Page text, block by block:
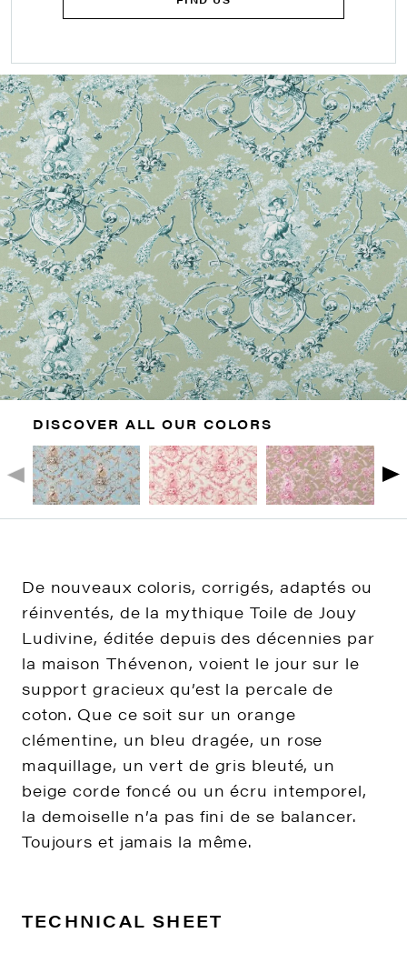
DISCOVER ALL OUR COLORS
De nouveaux coloris, corrigés, adaptés ou
réinventés, de la mythique Toile de Jouy
Ludivine, éditée depuis des décennies par
la maison Thévenon, voient le jour sur le
support gracieux qu’est la percale de
coton. Que ce soit sur un orange
clémentine, un bleu dragée, un rose
maquillage, un vert de gris bleuté, un
beige corde foncé ou un écru intemporel,
la demoiselle n’a pas fini de se balancer.
Toujours et jamais la même.
TECHNICAL SHEET